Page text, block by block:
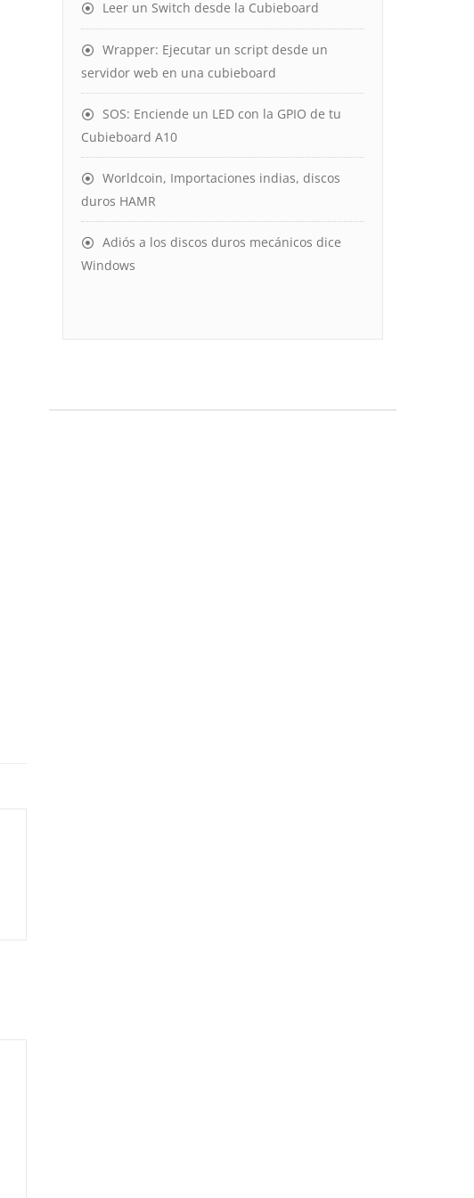
Leer un Switch desde la Cubieboard
Wrapper: Ejecutar un script desde un
servidor web en una cubieboard
SOS: Enciende un LED con la GPIO de tu
Cubieboard A10
Worldcoin, Importaciones indias, discos
duros HAMR
Adiós a los discos duros mecánicos dice
Windows